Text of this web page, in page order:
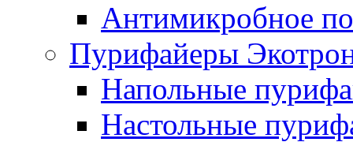
Антимикробное
Пурифайеры
Напольные
Настольные